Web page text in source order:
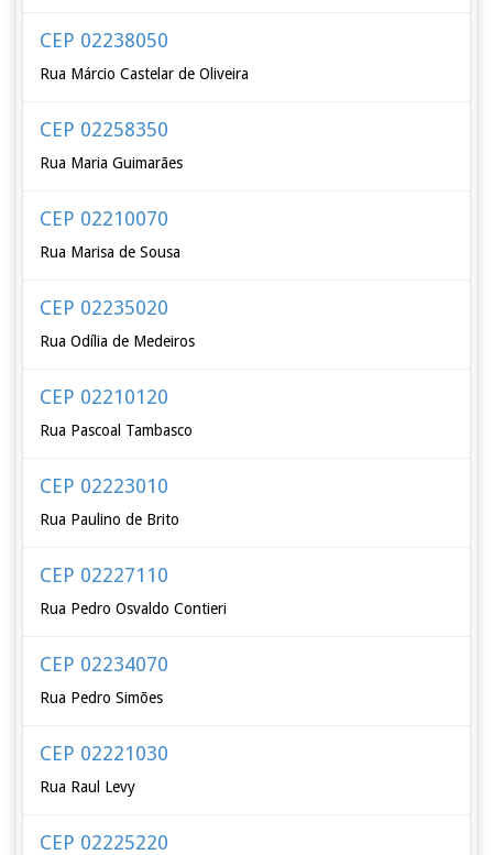
CEP 02238050
Rua Márcio Castelar de Oliveira
CEP 02258350
Rua Maria Guimarães
CEP 02210070
Rua Marisa de Sousa
CEP 02235020
Rua Odília de Medeiros
CEP 02210120
Rua Pascoal Tambasco
CEP 02223010
Rua Paulino de Brito
CEP 02227110
Rua Pedro Osvaldo Contieri
CEP 02234070
Rua Pedro Simões
CEP 02221030
Rua Raul Levy
CEP 02225220